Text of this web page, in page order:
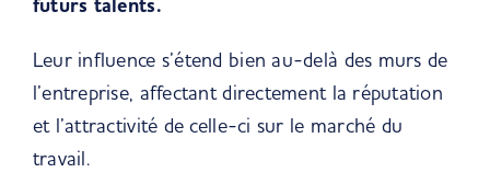
futurs talents.
Leur influence s’étend bien au-delà des murs de
l’entreprise, affectant directement la réputation
et l’attractivité de celle-ci sur le marché du
travail.